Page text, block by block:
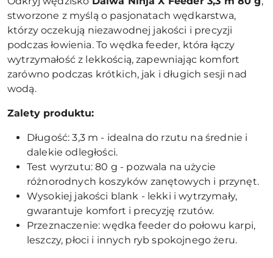
stworzone z myślą o pasjonatach wędkarstwa,
którzy oczekują niezawodnej jakości i precyzji
podczas łowienia. To wędka feeder, która łączy
wytrzymałość z lekkością, zapewniając komfort
zarówno podczas krótkich, jak i długich sesji nad
wodą.
Zalety produktu:
Długość: 3,3 m - idealna do rzutu na średnie i
dalekie odległości.
Test wyrzutu: 80 g - pozwala na użycie
różnorodnych koszyków zanętowych i przynęt.
Wysokiej jakości blank - lekki i wytrzymały,
gwarantuje komfort i precyzję rzutów.
Przeznaczenie: wędka feeder do połowu karpi,
leszczy, płoci i innych ryb spokojnego żeru.